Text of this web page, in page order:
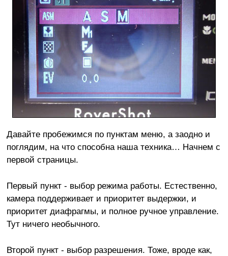
Давайте пробежимся по пунктам меню, а заодно и
поглядим, на что способна наша техника… Начнем с
первой страницы.
Первый пункт - выбор режима работы. Естественно,
камера поддерживает и приоритет выдержки, и
приоритет диафрагмы, и полное ручное управление.
Тут ничего необычного.
Второй пункт - выбор разрешения. Тоже, вроде как,